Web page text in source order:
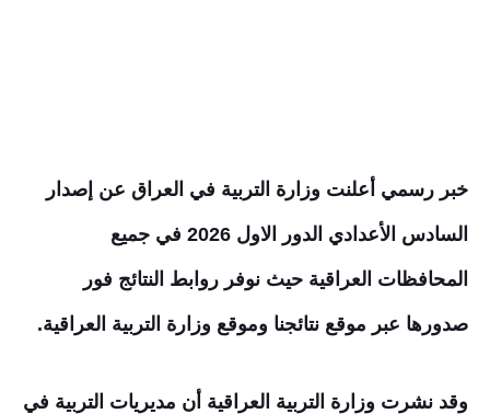
خبر رسمي أعلنت وزارة التربية في العراق عن إصدار
السادس الأعدادي الدور الاول 2026 في جميع
المحافظات العراقية حيث نوفر روابط النتائج فور
صدورها عبر موقع نتائجنا وموقع وزارة التربية العراقية.
وقد نشرت وزارة التربية العراقية أن مديريات التربية في